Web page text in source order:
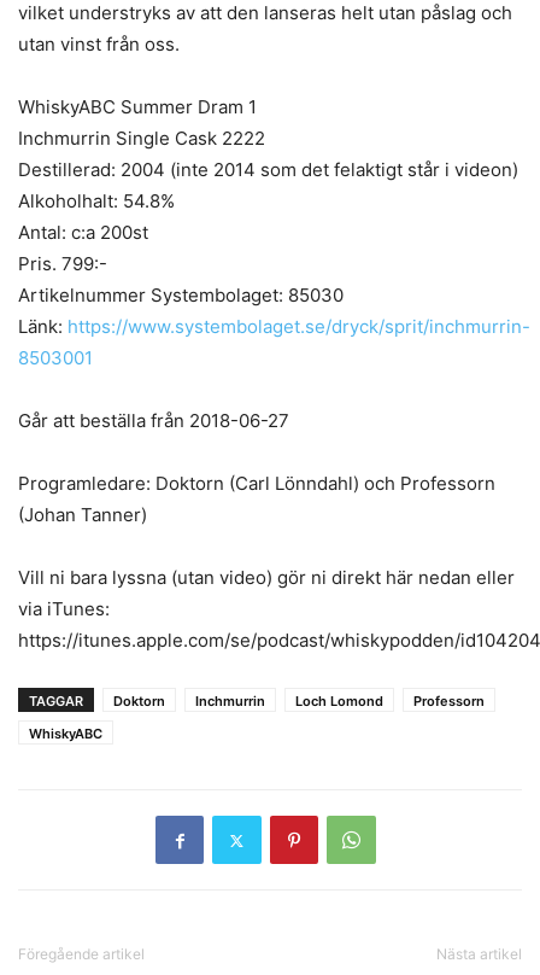
vilket understryks av att den lanseras helt utan påslag och
utan vinst från oss.
WhiskyABC Summer Dram 1
Inchmurrin Single Cask 2222
Destillerad: 2004 (inte 2014 som det felaktigt står i videon)
Alkoholhalt: 54.8%
Antal: c:a 200st
Pris. 799:-
Artikelnummer Systembolaget: 85030
Länk: https://www.systembolaget.se/dryck/sprit/inchmurrin-
8503001
Går att beställa från 2018-06-27
Programledare: Doktorn (Carl Lönndahl) och Professorn
(Johan Tanner)
Vill ni bara lyssna (utan video) gör ni direkt här nedan eller
via iTunes:
https://itunes.apple.com/se/podcast/whiskypodden/
TAGGAR Doktorn Inchmurrin Loch Lomond
Professorn
WhiskyABC
Föregående artikel Nästa artikel